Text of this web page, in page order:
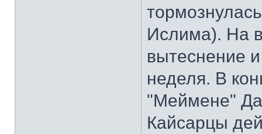
Ислима). На
вытеснение
неделя. В
"Меймене"
Кайсарцы